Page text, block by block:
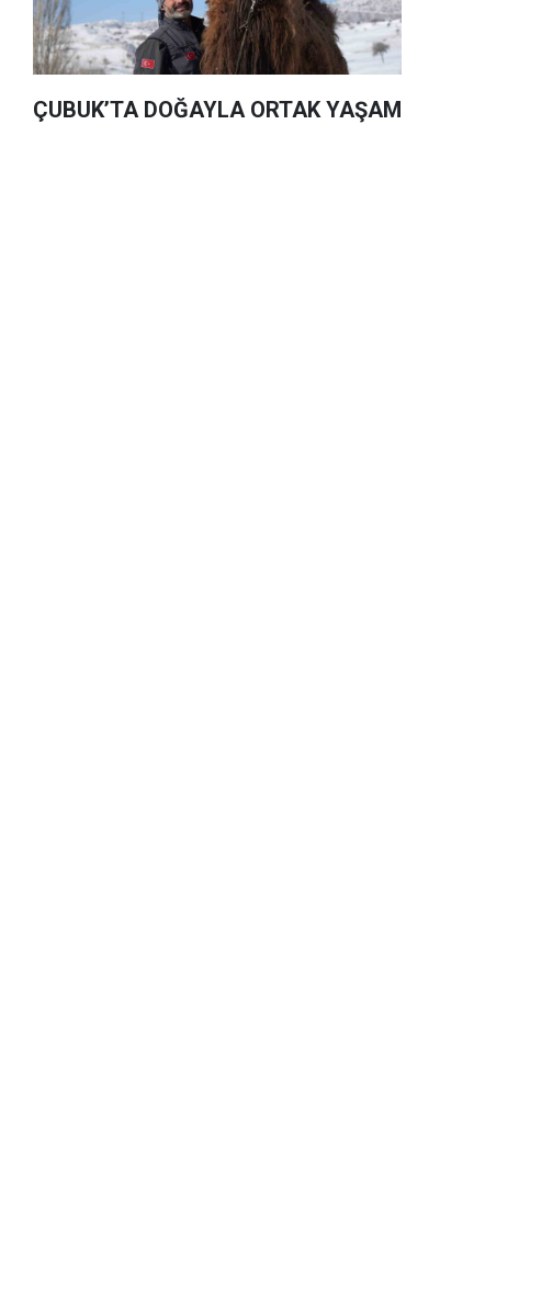
ÇUBUK’TA DOĞAYLA ORTAK YAŞAM